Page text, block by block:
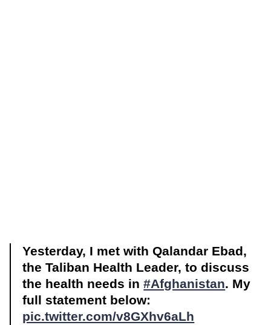
Yesterday, I met with Qalandar Ebad,
the Taliban Health Leader, to discuss
the health needs in#Afghanistan. My
full statement below:
pic.twitter.com/v8GXhv6aLh